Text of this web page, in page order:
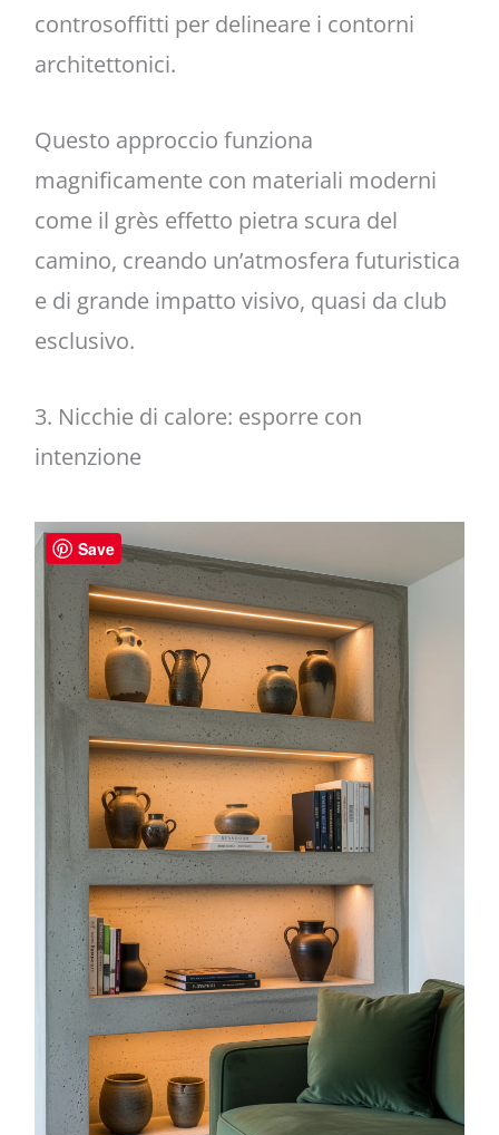
controsoffitti per delineare i contorni
architettonici.
Questo approccio funziona
magnificamente con materiali moderni
come il grès effetto pietra scura del
camino, creando un’atmosfera futuristica
e di grande impatto visivo, quasi da club
esclusivo.
3. Nicchie di calore: esporre con
intenzione
Save